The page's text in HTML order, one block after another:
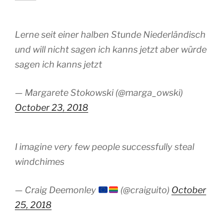
Lerne seit einer halben Stunde Niederländisch
und will nicht sagen ich kanns jetzt aber würde
sagen ich kanns jetzt
— Margarete Stokowski (@marga_owski)
October 23, 2018
I imagine very few people successfully steal
windchimes
— Craig Deemonley (@craiguito) October
25, 2018